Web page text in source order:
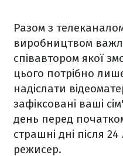
Разом з
виробництвом
співавтором якої
цього потрібно
надіслати
зафіксовані ваші
день перед
страшні дні після
режисер.